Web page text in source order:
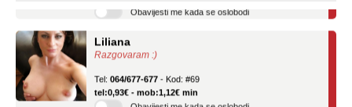
Razgovaram :)
tel:0,93€ - mob:1,12€ min
Obavijesti me kada se oslobodi